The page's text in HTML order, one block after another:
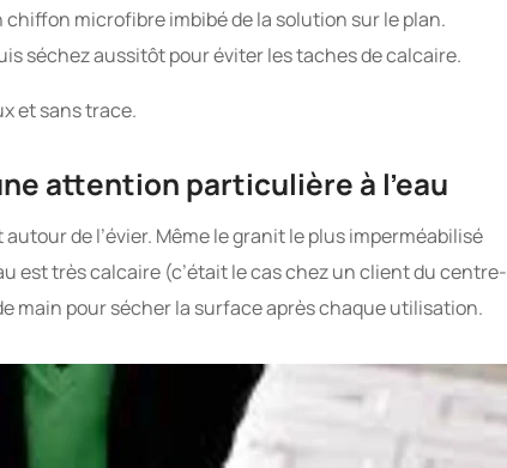
chiffon microfibre imbibé de la solution sur le plan.
séchez aussitôt pour éviter les taches de calcaire.
et sans trace.
attention particulière à l’eau
de l’évier. Même le granit le plus imperméabilisé
est très calcaire (c’était le cas chez un client du centre-
main pour sécher la surface après chaque utilisation.